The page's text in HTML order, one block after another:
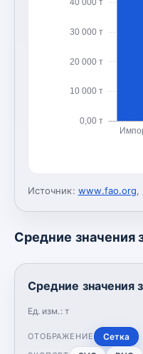
0,00 т
10 000 т
20 000 т
30 000 т
40 000 т
Источник: www.fao.org,
Средние значения
Средние значения
Ед. изм.: т
ОТОБРАЖЕНИЕ Сетка